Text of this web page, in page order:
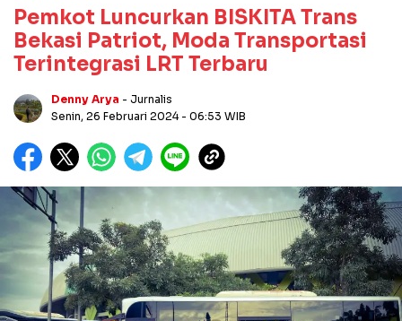
Pemkot Luncurkan BISKITA Trans
Bekasi Patriot, Moda Transportasi
Terintegrasi LRT Terbaru
Denny Arya - Jurnalis
Senin, 26 Februari 2024 - 06:53 WIB